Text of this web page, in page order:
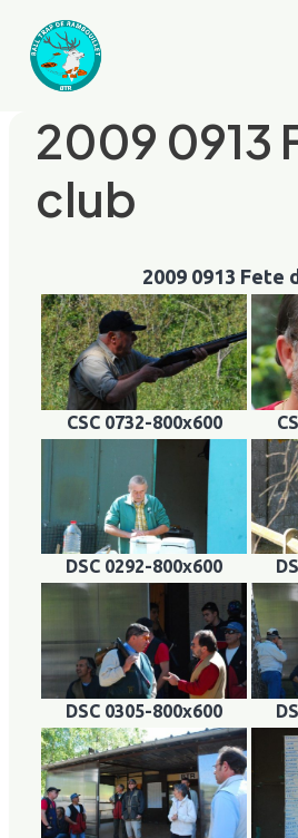
contenu
2009 0913
club
2009 0913 Fete
CSC 0732-800x600
DSC 0292-800x600
DSC 0305-800x600